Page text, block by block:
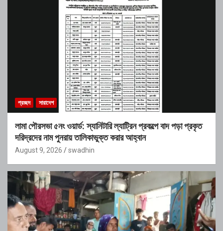
প্রচ্ছদ সারাদেশ
লামা পৌরসভা ৫নং ওয়ার্ড: স্যানিটারি ল্যাট্রিন প্রকল্পে বাদ পড়া প্রকৃত
দরিদ্রদের নাম পুনরায় তালিকাভুক্ত করার আহ্বান
August 9, 2026 swadhin